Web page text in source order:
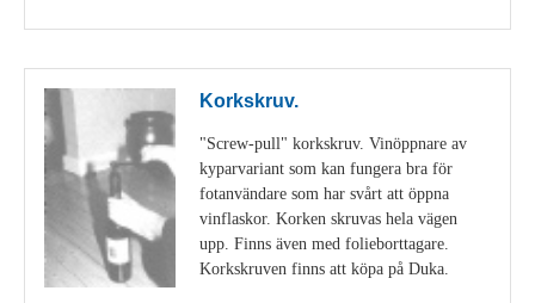
Korkskruv.
"Screw-pull" korkskruv. Vinöppnare av
kyparvariant som kan fungera bra för
fotanvändare som har svårt att öppna
vinflaskor. Korken skruvas hela vägen
upp. Finns även med folieborttagare.
Korkskruven finns att köpa på Duka.